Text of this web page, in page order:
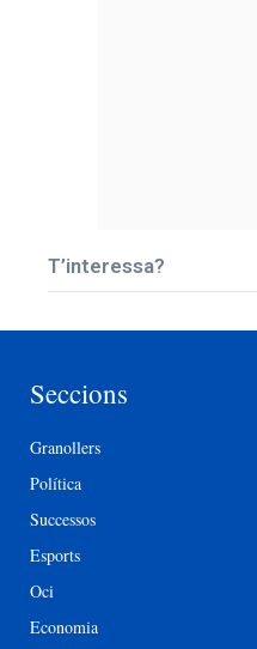
T’interessa?
Seccions
Granollers
Política
Successos
Esports
Oci
Economia